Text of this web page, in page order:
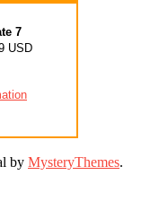
7
USD
by MysteryThemes.